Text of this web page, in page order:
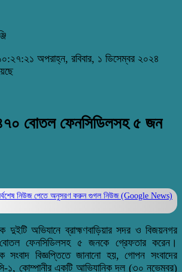
অপরাহ্ন, রবিবার, ১ ডিসেম্বর ২০২৪
৪৭০ বোতল ফেনসিডিলসহ ৫ জন
নিউজ পেতে অনুসরণ করুন গুগল নিউজ (Google News)
অভিযানে ব্রাহ্মণবাড়িয়ার সদর ও বিজয়নগর
ফেনসিডিলসহ ৫ জনকে গ্রেফতার করেন।
বিজ্ঞপ্তিতে জানানো হয়, গোপন সংবাদের
১, কোম্পানীর একটি আভিযানিক দল (৩০ নভেম্বর)